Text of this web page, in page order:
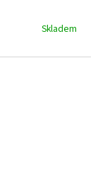
Skladem